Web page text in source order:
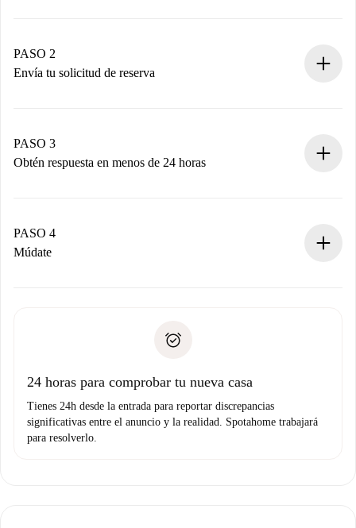
Tienes toda la información necesaria por adelantado.
PASO 2
Envía tu solicitud de reserva
propietario acepte.
PASO 3
Obtén respuesta en menos de 24 horas
contacto con el propietario.
Si es rechazada: No te haremos ningún cargo y te
Prueba de solvencia
PASO 4
Múdate
no nos comunicas ningún problema.
24 horas para comprobar tu nueva casa
Tienes 24h desde la entrada para reportar discrepancias
significativas entre el anuncio y la realidad. Spotahome trabajará
para resolverlo.